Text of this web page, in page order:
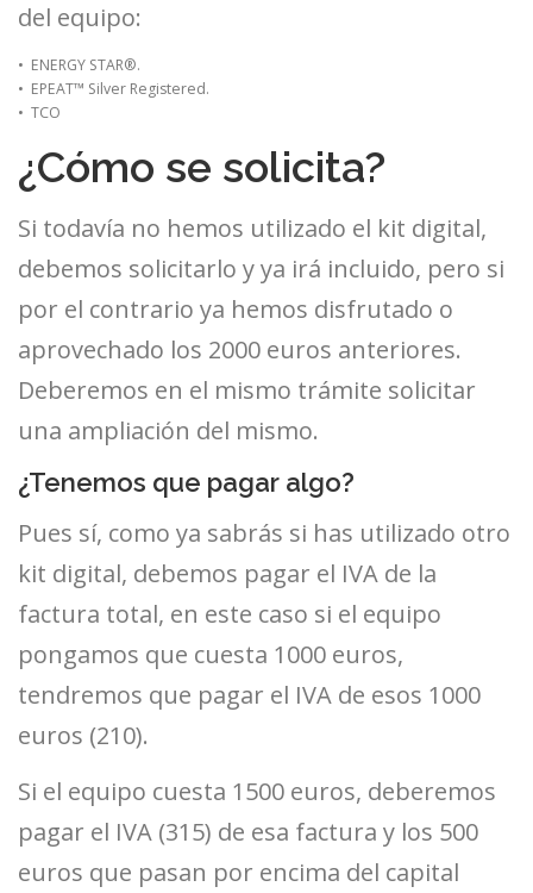
del equipo:
• ENERGY STAR®.
• EPEAT™ Silver Registered.
• TCO
¿Cómo se solicita?
Si todavía no hemos utilizado el kit digital,
debemos solicitarlo y ya irá incluido, pero si
por el contrario ya hemos disfrutado o
aprovechado los 2000 euros anteriores.
Deberemos en el mismo trámite solicitar
una ampliación del mismo.
¿Tenemos que pagar algo?
Pues sí, como ya sabrás si has utilizado otro
kit digital, debemos pagar el IVA de la
factura total, en este caso si el equipo
pongamos que cuesta 1000 euros,
tendremos que pagar el IVA de esos 1000
euros (210).
Si el equipo cuesta 1500 euros, deberemos
pagar el IVA (315) de esa factura y los 500
euros que pasan por encima del capital